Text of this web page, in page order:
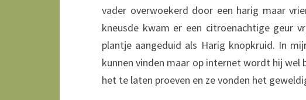
vader overwoekerd door een harig maar
kneusde kwam er een citroenachtige geur
plantje aangeduid als Harig knopkruid. In
kunnen vinden maar op internet wordt hij
het te laten proeven en ze vonden het